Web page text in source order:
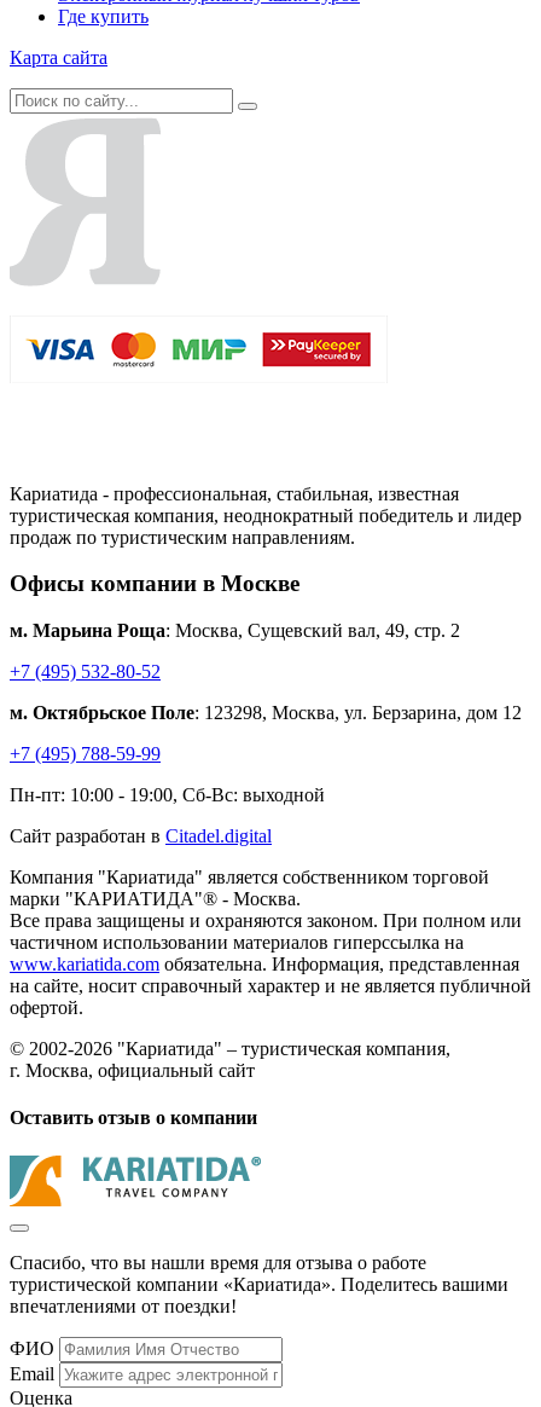
Где купить
Карта сайта
Кариатида - профессиональная, стабильная, известная
туристическая компания, неоднократный победитель и лидер
продаж по туристическим направлениям.
Офисы компании в Москве
м. Марьина Роща: Москва, Сущевский вал, 49, стр. 2
+7 (495) 532-80-52
м. Октябрьское Поле: 123298, Москва, ул. Берзарина, дом 12
+7 (495) 788-59-99
Пн-пт: 10:00 - 19:00, Сб-Вс: выходной
Сайт разработан в Citadel.digital
Компания "Кариатида" является собственником торговой
марки "КАРИАТИДА"® - Москва.
Все права защищены и охраняются законом. При полном или
частичном использовании материалов гиперссылка на
www.kariatida.com обязательна. Информация, представленная
на сайте, носит справочный характер и не является публичной
офертой.
© 2002-2026 "Кариатида" – туристическая компания,
г. Москва, официальный сайт
Оставить отзыв о компании
Спасибо, что вы нашли время для отзыва о работе
туристической компании «Кариатида». Поделитесь вашими
впечатлениями от поездки!
ФИО
Email
Оценка